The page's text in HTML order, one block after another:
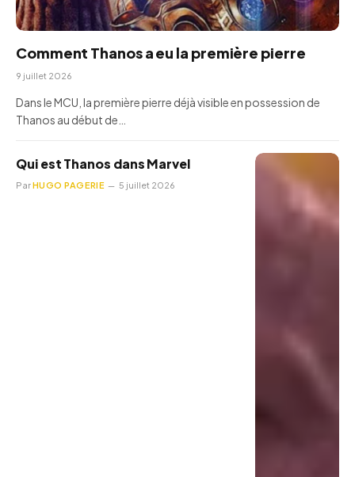
Comment Thanos a eu la première pierre
9 juillet 2026
Dans le MCU, la première pierre déjà visible en possession de
Thanos au début de…
Qui est Thanos dans Marvel
ParHUGO PAGERIE 5 juillet 2026